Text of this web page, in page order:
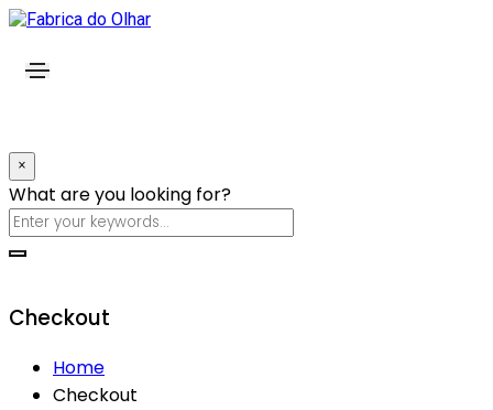
×
What are you looking for?
Checkout
Home
Checkout